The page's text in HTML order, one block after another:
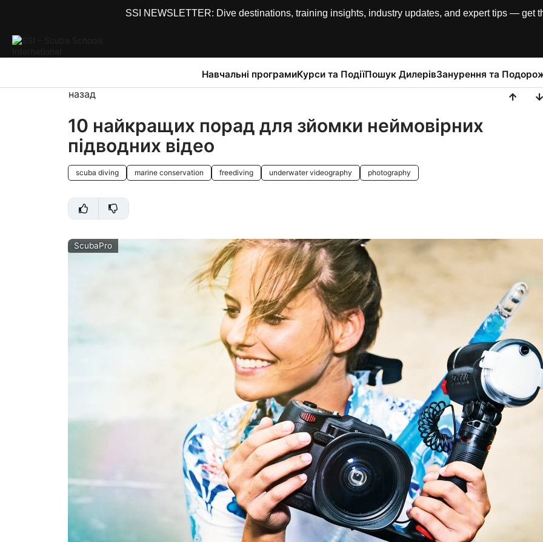
SSI NEWSLETTER: Dive destinations, training insights, industry updates, and expert tips — get
Навчальні програмиКурси та ПодіїПошук ДилерівЗанурення та
назад
10 найкращих порад для зйомки неймовірних
підводних відео
scuba diving marine conservation freediving underwater videography photography
ScubaPro